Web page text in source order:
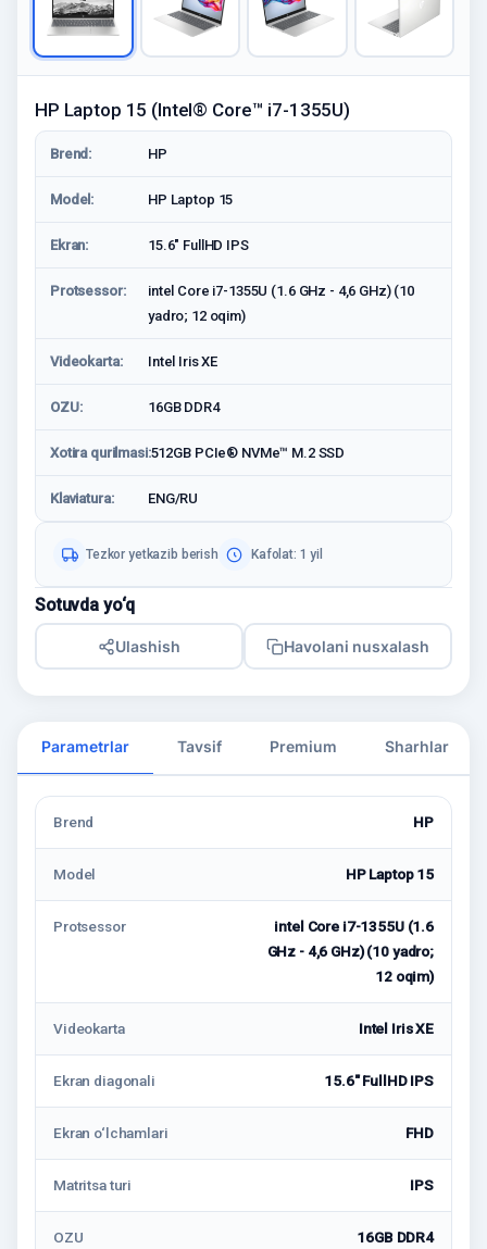
HP Laptop 15 (Intel® Core™ i7-1355U)
Brend: HP
Model: HP Laptop 15
Ekran: 15.6" FullHD IPS
Protsessor:
intel Core i7-1355U (1.6 GHz - 4,6 GHz) (10
yadro; 12 oqim)
Videokarta: Intel Iris XE
OZU: 16GB DDR4
Xotira qurilmasi:512GB PCIe® NVMe™ M.2 SSD
Klaviatura: ENG/RU
Tezkor yetkazib berish Kafolat: 1 yil
Sotuvda yo‘q
Ulashish Havolani nusxalash
Parametrlar Tavsif Premium Sharhlar
Brend HP
Model HP Laptop 15
Protsessor
intel Core i7-1355U (1.6
GHz - 4,6 GHz) (10 yadro;
12 oqim)
Videokarta Intel Iris XE
Ekran diagonali 15.6" FullHD IPS
Ekran o‘lchamlari FHD
Matritsa turi IPS
OZU 16GB DDR4